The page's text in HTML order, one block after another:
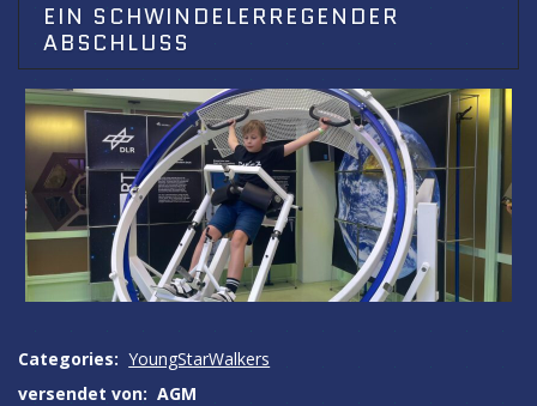
EIN SCHWINDELERREGENDER
ABSCHLUSS
Categories: YoungStarWalkers
versendet von: AGM